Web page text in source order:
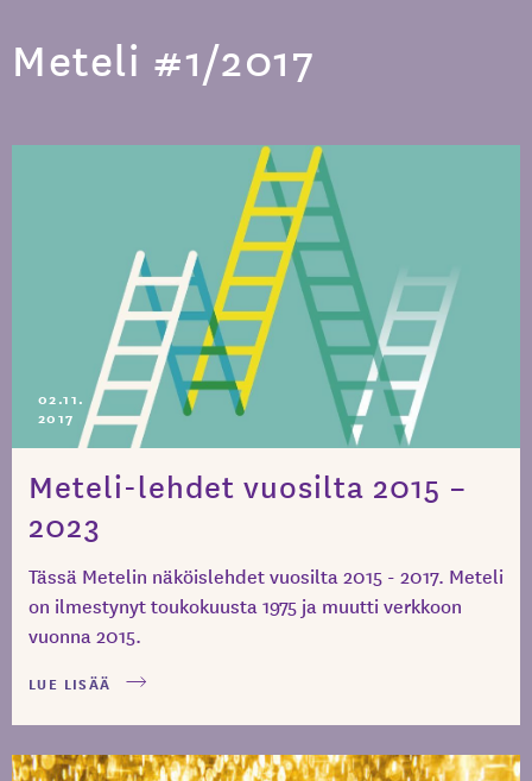
Meteli #1/2017
02.11.
2017
Meteli-lehdet vuosilta 2015 –
2023
Tässä Metelin näköislehdet vuosilta 2015 - 2017. Meteli
on ilmestynyt toukokuusta 1975 ja muutti verkkoon
vuonna 2015.
LUE LISÄÄ